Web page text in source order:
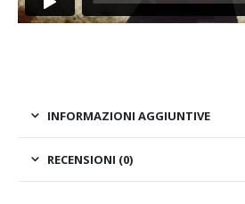
INFORMAZIONI AGGIUNTIVE
RECENSIONI (0)